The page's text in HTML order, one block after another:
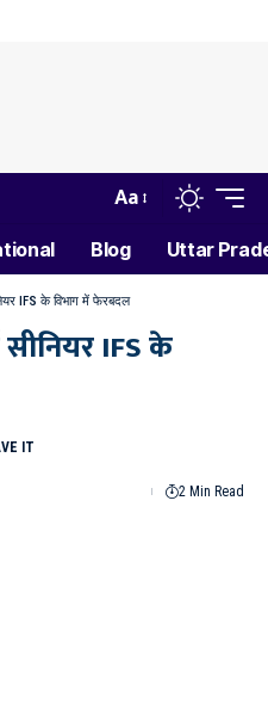
Aa
Blog Uttar
IFS के विभाग में फेरबदल
IFS के
2 Min Read